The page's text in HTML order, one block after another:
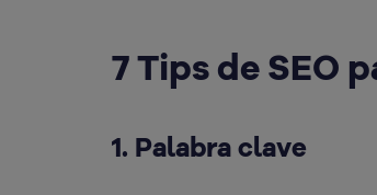
7 Tips de SEO
1. Palabra clave